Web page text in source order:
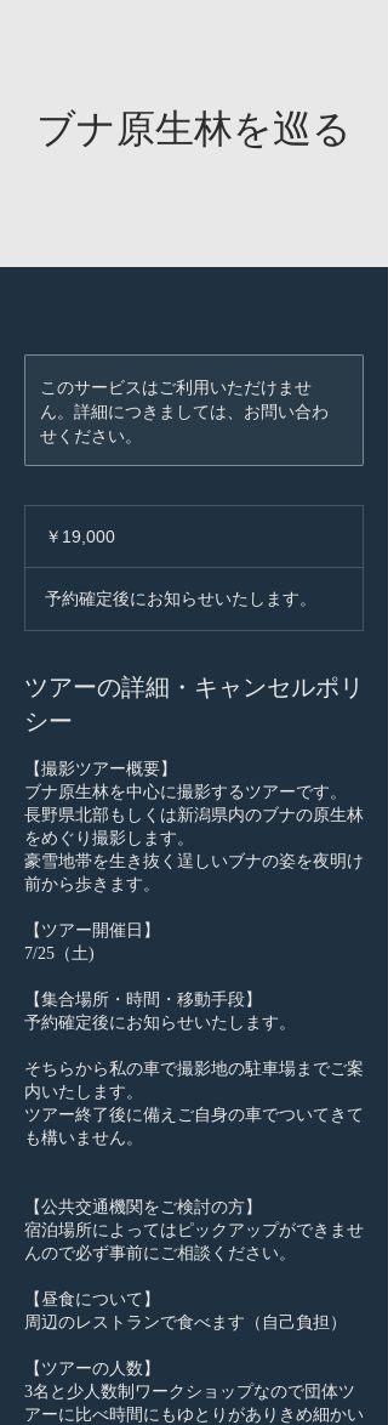
ブナ原生林を巡る
このサービスはご利用いただけませ
ん。詳細につきましては、お問い合わ
せください。
￥19,000
予約確定後にお知らせいたします。
ツアーの詳細・キャンセルポリ
シー
【撮影ツアー概要】
ブナ原生林を中心に撮影するツアーです。
長野県北部もしくは新潟県内のブナの原生林
をめぐり撮影します。
豪雪地帯を生き抜く逞しいブナの姿を夜明け
前から歩きます。
【ツアー開催日】
7/25（土)
【集合場所・時間・移動手段】
予約確定後にお知らせいたします。
そちらから私の車で撮影地の駐車場までご案
内いたします。
ツアー終了後に備えご自身の車でついてきて
も構いません。
【公共交通機関をご検討の方】
宿泊場所によってはピックアップができませ
んので必ず事前にご相談ください。
【昼食について】
周辺のレストランで食べます（自己負担）
【ツアーの人数】
3名と少人数制ワークショップなので団体ツ
アーに比べ時間にもゆとりがありきめ細かい